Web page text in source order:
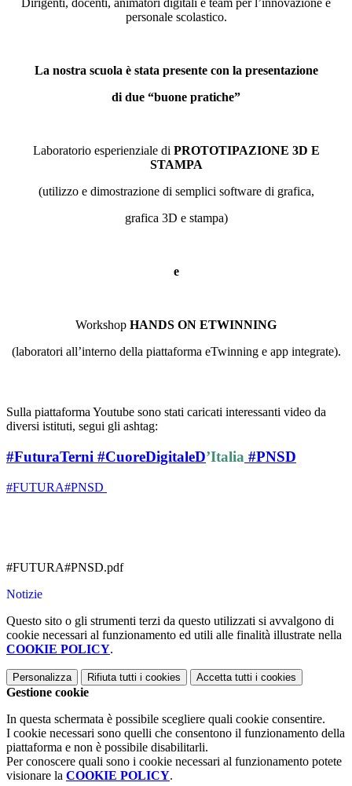
Dirigenti, docenti, animatori digitali e team per l’innovazione e
personale scolastico.
La nostra scuola è stata presente con la presentazione
di due “buone pratiche”
Laboratorio esperienziale di PROTOTIPAZIONE 3D E
STAMPA
(utilizzo e dimostrazione di semplici software di grafica,
grafica 3D e stampa)
e
Workshop HANDS ON ETWINNING
(laboratori all’interno della piattaforma eTwinning e app integrate).
Sulla piattaforma Youtube sono stati caricati interessanti video da
diversi istituti, segui gli ashtag:
#FuturaTerni #CuoreDigitaleD’Italia #PNSD
#FUTURA#PNSD
#FUTURA#PNSD.pdf
Notizie
Questo sito o gli strumenti terzi da questo utilizzati si avvalgono di
cookie necessari al funzionamento ed utili alle finalità illustrate nella
COOKIE POLICY.
Personalizza Rifiuta tutti i cookies Accetta tutti i cookies
Gestione cookie
In questa schermata è possibile scegliere quali cookie consentire.
I cookie necessari sono quelli che consentono il funzionamento della
piattaforma e non è possibile disabilitarli.
Per conoscere quali sono i cookie necessari al funzionamento potete
visionare la COOKIE POLICY.